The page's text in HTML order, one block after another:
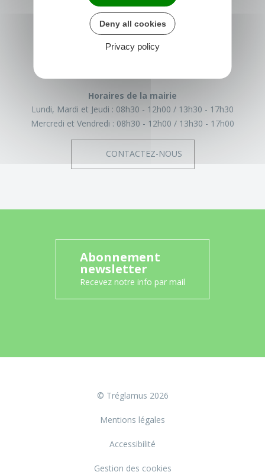
TRÉGLAMUS
15 rue de la Mairie
France
Horaires de la mairie
Lundi, Mardi et Jeudi : 08h30 - 12h00
13h30 - 17h30
Mercredi et Vendredi : 08h30 - 12h00 13h30 - 17h00
CONTACTEZ-NOUS
Abonnement
newsletter
Recevez notre info par mail
© Tréglamus 2026
Mentions légales
Accessibilité
Gestion des cookies
Deny all cookies
Privacy policy